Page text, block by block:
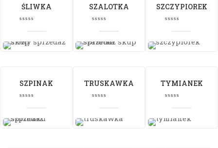
ŚLIWKA SZALOTKA SZCZYPIOREK
SZPINAK TRUSKAWKA TYMIANEK